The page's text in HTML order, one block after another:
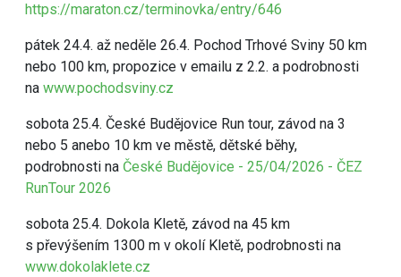
https://maraton.cz/terminovka/entry/646
pátek 24.4. až neděle 26.4. Pochod Trhové Sviny 50 km
nebo 100 km, propozice v emailu z 2.2. a podrobnosti
na www.pochodsviny.cz
sobota 25.4. České Budějovice Run tour, závod na 3
nebo 5 anebo 10 km ve městě, dětské běhy,
podrobnosti na České Budějovice - 25/04/2026 - ČEZ
RunTour 2026
sobota 25.4. Dokola Kletě, závod na 45 km
s převýšením 1300 m v okolí Kletě, podrobnosti na
www.dokolaklete.cz